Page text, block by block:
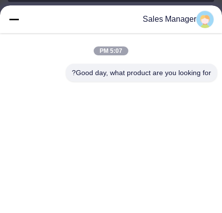
sales@ltcircuit.com
Sales Manager
5:07 PM
Good day, what product are you looking for?